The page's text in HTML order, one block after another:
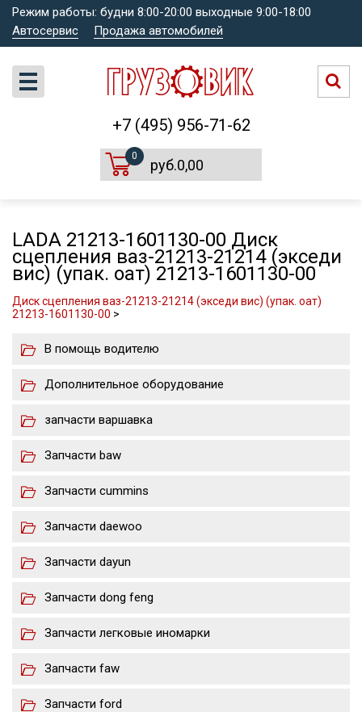
Режим работы: будни 8:00-20:00 выходные 9:00-18:00
Автосервис
Продажа автомобилей
+7 (495) 956-71-62
0
руб.0,00
LADA 21213-1601130-00 Диск
сцепления ваз-21213-21214 (экседи
вис) (упак. оат) 21213-1601130-00
Диск сцепления ваз-21213-21214 (экседи вис) (упак. оат)
21213-1601130-00 >
В помощь водителю
Дополнительное оборудование
запчасти варшавка
Запчасти baw
Запчасти cummins
Запчасти daewoo
Запчасти dayun
Запчасти dong feng
Запчасти легковые иномарки
Запчасти faw
Запчасти ford